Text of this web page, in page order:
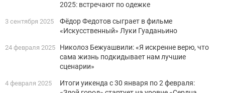
2025: встречают по одежке
3 сентября 2025
Фёдор Федотов сыграет в фильме
«Искусственный» Луки Гуаданьино
24 февраля 2025
Николоз Бежуашвили: «Я искренне верю, что
сама жизнь подкидывает нам лучшие
сценарии»
4 февраля 2025
Итоги уикенда с 30 января по 2 февраля: